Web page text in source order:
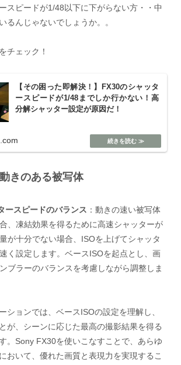
スピードが1/48以下に下がらない方・・中
るんじゃないでしょうか。。
チェック！
【その困った即解決！】FX30のシャッタ
ースピードが1/48までしか行かない！高
分解シャッター設定が原因だ！
きのある被写体
ースピードのバランス ：動きの速い被写体
、凍結効果を得るために高速シャッターが
が十分でない場合、ISOを上げてシャッタ
く設定します。ベースISOを起点とし、画
ブラーのバランスを考慮しながら調整しま
ションでは、ベースISOの設定を理解し、
が、シーンに応じた最高の撮影結果を得る
。Sony FX30を使いこなすことで、あらゆ
おいて、優れた画質と表現力を実現するこ